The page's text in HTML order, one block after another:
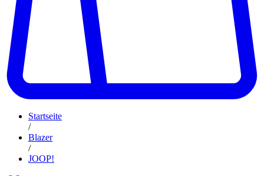
Startseite
/
Blazer
/
JOOP!